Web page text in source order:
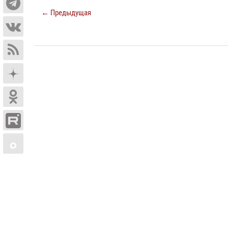
← Предыдущая